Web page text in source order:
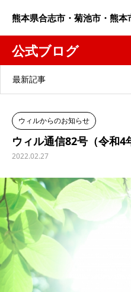
熊本県合志市・菊池市・熊本
公式ブログ
最新記事
ウィルからのお知らせ
ウィル通信82号（令和4
2022.02.27